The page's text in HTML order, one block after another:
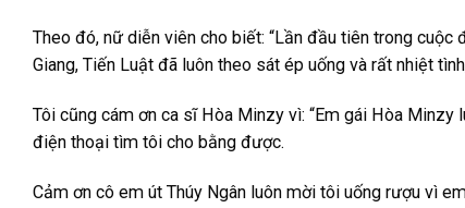
Theo đó, nữ diễn viên cho biết: “Lần đầu tiên trong
Giang, Tiến Luật đã luôn theo sát ép uống và rất nhiệt
Tôi cũng cám ơn ca sĩ Hòa Minzy vì: “Em gái Hòa
điện thoại tìm tôi cho bằng được.
Cảm ơn cô em út Thúy Ngân luôn mời tôi uống rượu vì